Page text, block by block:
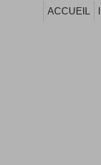
ACCUEIL